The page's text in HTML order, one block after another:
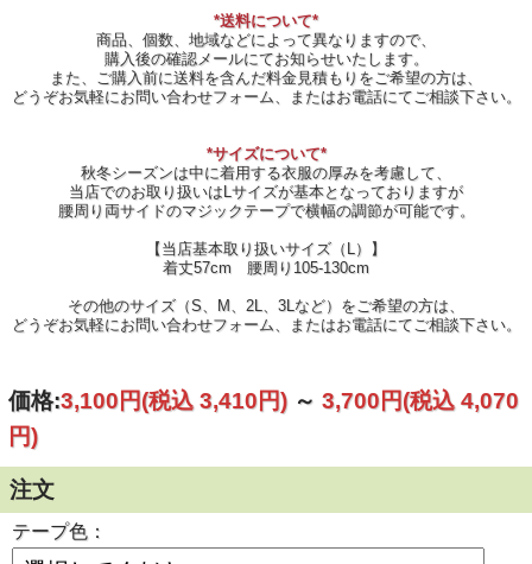
*送料について*
商品、個数、地域などによって異なりますので、
購入後の確認メールにてお知らせいたします。
また、ご購入前に送料を含んだ料金見積もりをご希望の方は、
どうぞお気軽にお問い合わせフォーム、またはお電話にてご相談下さい。
*サイズについて*
秋冬シーズンは中に着用する衣服の厚みを考慮して、
当店でのお取り扱いはLサイズが基本となっておりますが
腰周り両サイドのマジックテープで横幅の調節が可能です。
【当店基本取り扱いサイズ（L）】
着丈57cm 腰周り105-130cm
その他のサイズ（S、M、2L、3Lなど）をご希望の方は、
どうぞお気軽にお問い合わせフォーム、またはお電話にてご相談下さい。
価格:3,100円(税込 3,410円) ～ 3,700円(税込 4,070
円)
注文
テープ色：